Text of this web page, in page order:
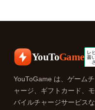
YouToGame
YouToGame は、ゲームチ
ャージ、ギフトカード、モ
バイルチャージサービスな